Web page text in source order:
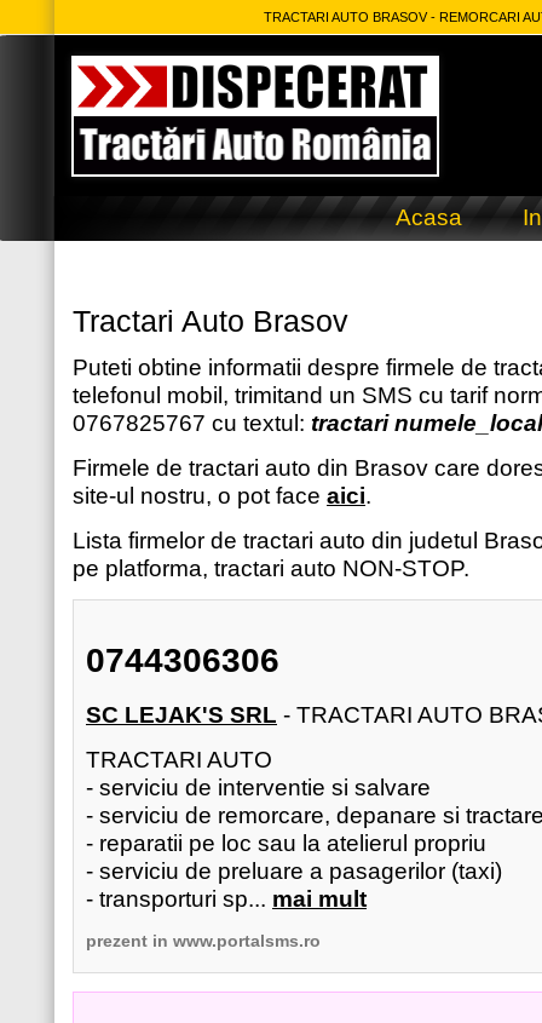
TRACTARI AUTO BRASOV - REMORCARI
Acasa
Tractari Auto Brasov
Puteti obtine informatii despre firmele de
telefonul mobil, trimitand un SMS cu tarif
0767825767 cu textul: tractari
Firmele de tractari auto din Brasov care
site-ul nostru, o pot face aici.
Lista firmelor de tractari auto din judetul
pe platforma, tractari auto NON-STOP.
0744306306
SC LEJAK'S SRL - TRACTARI AUTO
TRACTARI AUTO
- serviciu de interventie si salvare
- serviciu de remorcare, depanare si
- reparatii pe loc sau la atelierul propriu
- serviciu de preluare a pasagerilor (taxi)
- transporturi sp... mai mult
prezent in www.portalsms.ro